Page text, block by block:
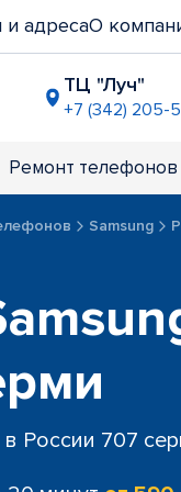
и адресаО
ТЦ "Луч"
+7 (342) 205-
+7 (342)
ТЦ
+7 (342)
Ремонт телефонов
Samsung
России 707